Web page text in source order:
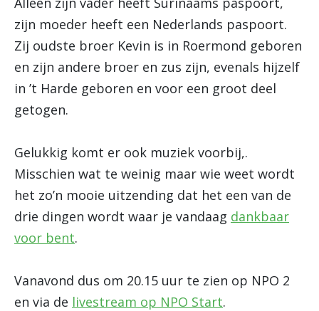
zijn moeder heeft een Nederlands paspoort.
Zij oudste broer Kevin is in Roermond geboren
en zijn andere broer en zus zijn, evenals hijzelf
in ’t Harde geboren en voor een groot deel
getogen.
Gelukkig komt er ook muziek voorbij,.
Misschien wat te weinig maar wie weet wordt
het zo’n mooie uitzending dat het een van de
drie dingen wordt waar je vandaag dankbaar
voor bent.
Vanavond dus om 20.15 uur te zien op NPO 2
en via de livestream op NPO Start.